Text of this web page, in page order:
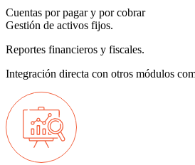
Cuentas por pagar y por cobrar
Gestión de activos fijos.
Reportes financieros y fiscales.
Integración directa con otros módulos